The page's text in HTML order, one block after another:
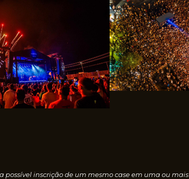
possível inscrição de um mesmo case em uma ou mais